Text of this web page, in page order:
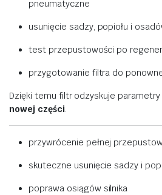
pneumatyczne
usunięcie sadzy, popiołu i
test przepustowości po
przygotowanie filtra do
Dzięki temu filtr odzyskuje parametry
nowej części.
przywrócenie pełnej
skuteczne usunięcie sadzy i
poprawa osiągów silnika